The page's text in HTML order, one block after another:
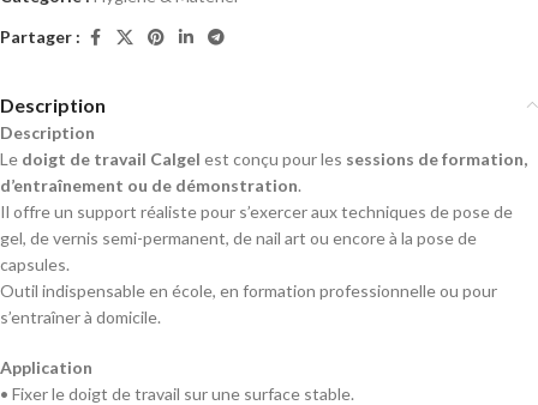
Partager :
Description
Description
Le doigt de travail Calgel est conçu pour les sessions de formation,
d’entraînement ou de démonstration.
Il offre un support réaliste pour s’exercer aux techniques de pose de
gel, de vernis semi-permanent, de nail art ou encore à la pose de
capsules.
Outil indispensable en école, en formation professionnelle ou pour
s’entraîner à domicile.
Application
• Fixer le doigt de travail sur une surface stable.